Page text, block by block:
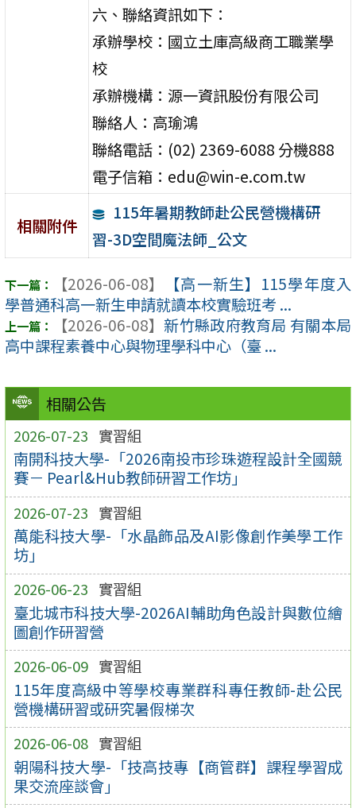
相關公告
2026-07-23 實習組
南開科技大學-「2026南投市珍珠遊程設計全國競
賽－ Pearl&Hub教師研習工作坊」
2026-07-23 實習組
萬能科技大學-「水晶飾品及AI影像創作美學工作
坊」
2026-06-23 實習組
臺北城市科技大學-2026AI輔助角色設計與數位繪
圖創作研習營
2026-06-09 實習組
115年度高級中等學校專業群科專任教師-赴公民
營機構研習或研究暑假梯次
2026-06-08 實習組
朝陽科技大學-「技高技專【商管群】課程學習成
果交流座談會」
六、聯絡資訊如下：
承辦學校：國立土庫高級商工職業學
校
承辦機構：源一資訊股份有限公司
聯絡人：高瑜鴻
聯絡電話：(02) 2369-6088 分機888
電子信箱：edu@win-e.com.tw
相關附件
115年暑期教師赴公民營機構研
習-3D空間魔法師_公文
【2026-06-08】
【高一新生】115學年度入
學普通科高一新生申請就讀本校實驗班考 ...
【2026-06-08】 新竹縣政府教育局 有關本局
高中課程素養中心與物理學科中心（臺 ...